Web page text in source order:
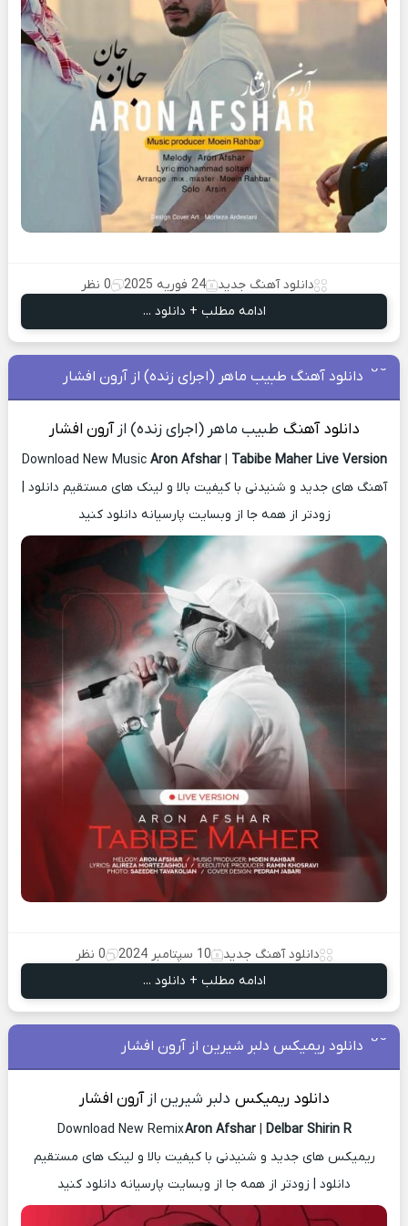
دانلود آهنگ جدید 24 فوریه 2025
0 نظر
ادامه مطلب + دانلود ...
دانلود آهنگ طبیب ماهر (اجرای زنده) از آرون افشار
دانلود آهنگ طبیب ماهر (اجرای زنده) ازآرون افشار
Download New Music Aron Afshar| Tabibe Maher Live Version
آهنگ های جدید و شنیدنی با کیفیت بالا و لینک های مستقیم دانلود |
زودتر از همه جا از وبسایت پارسیانه دانلود کنید
دانلود آهنگ جدید 10 سپتامبر 2024
0 نظر
ادامه مطلب + دانلود ...
دانلود ریمیکس دلبر شیرین از آرون افشار
دانلود ریمیکس دلبر شیرین ازآرون افشار
Download New RemixAron Afshar| Delbar Shirin R
ریمیکس های جدید و شنیدنی با کیفیت بالا و لینک های مستقیم
دانلود | زودتر از همه جا از وبسایت پارسیانه دانلود کنید